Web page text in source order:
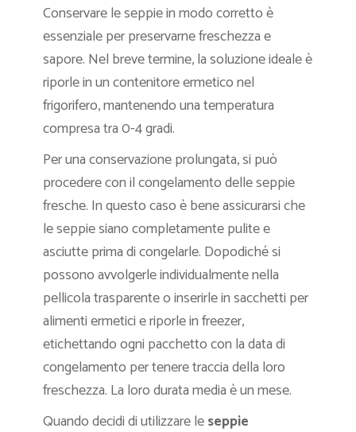
Conservare le seppie in modo corretto è
essenziale per preservarne freschezza e
sapore. Nel breve termine, la soluzione ideale è
riporle in un contenitore ermetico nel
frigorifero, mantenendo una temperatura
compresa tra 0-4 gradi.
Per una conservazione prolungata, si può
procedere con il congelamento delle seppie
fresche. In questo caso è bene assicurarsi che
le seppie siano completamente pulite e
asciutte prima di congelarle. Dopodiché si
possono avvolgerle individualmente nella
pellicola trasparente o inserirle in sacchetti per
alimenti ermetici e riporle in freezer,
etichettando ogni pacchetto con la data di
congelamento per tenere traccia della loro
freschezza. La loro durata media è un mese.
Quando decidi di utilizzare leseppie